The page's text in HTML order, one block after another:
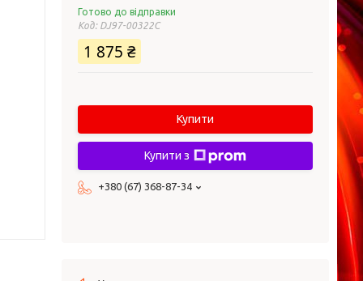
Готово до відправки
Код: DJ97-00322C
1 875 ₴
Купити
Купити з
+380 (67) 368-87-34